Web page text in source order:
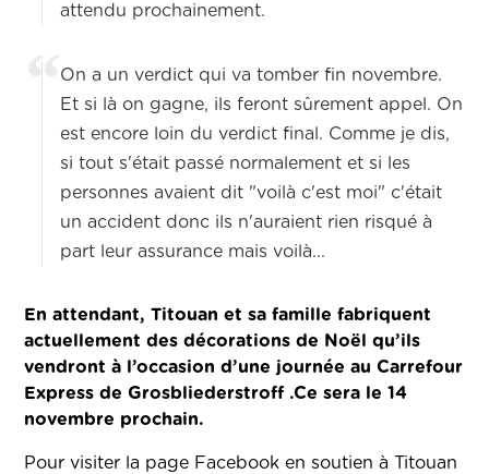
attendu prochainement.
On a un verdict qui va tomber fin novembre.
Et si là on gagne, ils feront sûrement appel. On
est encore loin du verdict final. Comme je dis,
si tout s'était passé normalement et si les
personnes avaient dit "voilà c'est moi" c'était
un accident donc ils n'auraient rien risqué à
part leur assurance mais voilà...
En attendant, Titouan et sa famille fabriquent
actuellement des décorations de Noël qu’ils
vendront à l’occasion d’une journée au Carrefour
Express de Grosbliederstroff .Ce sera le 14
novembre prochain.
Pour visiter la page Facebook en soutien à Titouan